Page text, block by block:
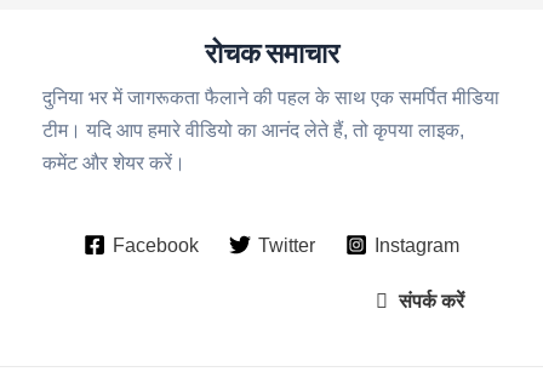
रोचक समाचार
दुनिया भर में जागरूकता फैलाने की पहल के साथ एक समर्पित मीडिया
टीम। यदि आप हमारे वीडियो का आनंद लेते हैं, तो कृपया लाइक,
कमेंट और शेयर करें।
Facebook Twitter Instagram
संपर्क करें